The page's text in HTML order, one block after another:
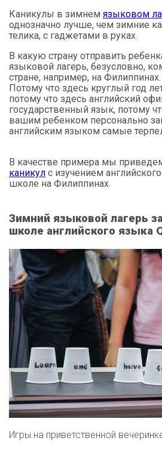
Каникулы в зимнем языковом
однозначно лучше, чем зимние
телика, с гаджетами в руках.
В какую страну отправить
языковой лагерь, безусловно,
стране, например, на
Потому что здесь круглый год
потому что здесь английский
государственный язык, потому
вашим ребенком персонально
английским языком самые
В качестве примера мы
каникул с изучением
школе на Филиппинах.
Зимний языковой лагерь
школе английского языка
Игры на приветственной